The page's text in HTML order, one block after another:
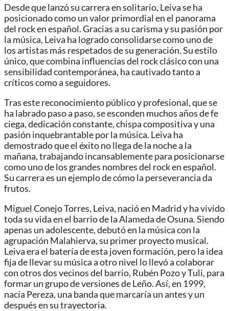
Desde que lanzó su carrera en solitario, Leiva se ha
posicionado como un valor primordial en el panorama
del rock en español. Gracias a su carisma y su pasión por
la música, Leiva ha logrado consolidarse como uno de
los artistas más respetados de su generación. Su estilo
único, que combina influencias del rock clásico con una
sensibilidad contemporánea, ha cautivado tanto a
críticos como a seguidores.
Tras este reconocimiento público y profesional, que se
ha labrado paso a paso, se esconden muchos años de fe
ciega, dedicación constante, chispa compositiva y una
pasión inquebrantable por la música. Leiva ha
demostrado que el éxito no llega de la noche a la
mañana, trabajando incansablemente para posicionarse
como uno de los grandes nombres del rock en español.
Su carrera es un ejemplo de cómo la perseverancia da
frutos.
Miguel Conejo Torres, Leiva, nació en Madrid y ha vivido
toda su vida en el barrio de la Alameda de Osuna. Siendo
apenas un adolescente, debutó en la música con la
agrupación Malahierva, su primer proyecto musical.
Leiva era el batería de esta joven formación, pero la idea
fija de llevar su música a otro nivel lo llevó a colaborar
con otros dos vecinos del barrio, Rubén Pozo y Tuli, para
formar un grupo de versiones de Leño. Así, en 1999,
nacía Pereza, una banda que marcaría un antes y un
después en su trayectoria.